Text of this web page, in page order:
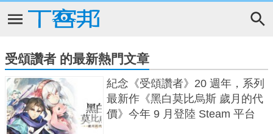
受頌讚者 的最新熱門文章
紀念《受頌讚者》20 週年，系列
最新作《黑白莫比烏斯 歲月的代
價》今年 9 月登陸 Steam 平台